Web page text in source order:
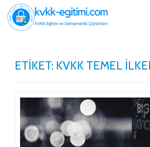
İçeriğe
ETIKET: KVKK TEMEL